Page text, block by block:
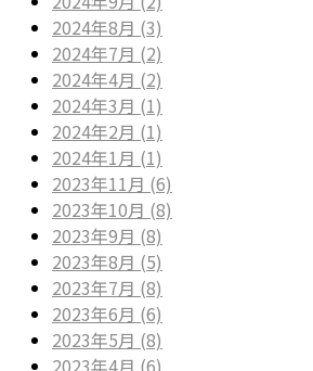
2024年8月 (3)
2024年7月 (2)
2024年4月 (2)
2024年3月 (1)
2024年2月 (1)
2024年1月 (1)
2023年11月 (6)
2023年10月 (8)
2023年9月 (8)
2023年8月 (5)
2023年7月 (8)
2023年6月 (6)
2023年5月 (8)
2023年4月 (6)